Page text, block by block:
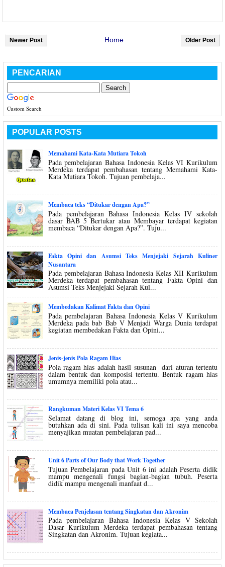
Newer Post Older Post
Home
PENCARIAN
Custom Search
POPULAR POSTS
Memahami Kata-Kata Mutiara Tokoh
Pada pembelajaran Bahasa Indonesia Kelas VI Kurikulum
Merdeka terdapat pembahasan tentang Memahami Kata-
Kata Mutiara Tokoh. Tujuan pembelaja...
Membaca teks “Ditukar dengan Apa?”
Pada pembelajaran Bahasa Indonesia Kelas IV sekolah
dasar BAB 5 Bertukar atau Membayar terdapat kegiatan
membaca “Ditukar dengan Apa?”. Tuju...
Fakta Opini dan Asumsi Teks Menjejaki Sejarah Kuliner
Nusantara
Pada pembelajaran Bahasa Indonesia Kelas XII Kurikulum
Merdeka terdapat pembahasan tentang Fakta Opini dan
Asumsi Teks Menjejaki Sejarah Kul...
Membedakan Kalimat Fakta dan Opini
Pada pembelajaran Bahasa Indonesia Kelas V Kurikulum
Merdeka pada bab Bab V Menjadi Warga Dunia terdapat
kegiatan membedakan Fakta dan Opini...
Jenis-jenis Pola Ragam Hias
Pola ragam hias adalah hasil susunan dari aturan tertentu
dalam bentuk dan komposisi tertentu. Bentuk ragam hias
umumnya memiliki pola atau...
Rangkuman Materi Kelas VI Tema 6
Selamat datang di blog ini, semoga apa yang anda
butuhkan ada di sini. Pada tulisan kali ini saya mencoba
menyajikan muatan pembelajaran pad...
Unit 6 Parts of Our Body that Work Together
Tujuan Pembelajaran pada Unit 6 ini adalah Peserta didik
mampu mengenali fungsi bagian-bagian tubuh. Peserta
didik mampu mengenali manfaat d...
Membaca Penjelasan tentang Singkatan dan Akronim
Pada pembelajaran Bahasa Indonesia Kelas V Sekolah
Dasar Kurikulum Merdeka terdapat pembahasan tentang
Singkatan dan Akronim. Tujuan kegiata...